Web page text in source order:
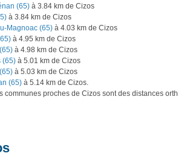
(65) à 3.84 km de Cizos
à 3.84 km de Cizos
Magnoac (65) à 4.03 km de Cizos
à 4.95 km de Cizos
à 4.98 km de Cizos
(65) à 5.01 km de Cizos
à 5.03 km de Cizos
(65) à 5.14 km de Cizos.
communes proches de Cizos sont des distances